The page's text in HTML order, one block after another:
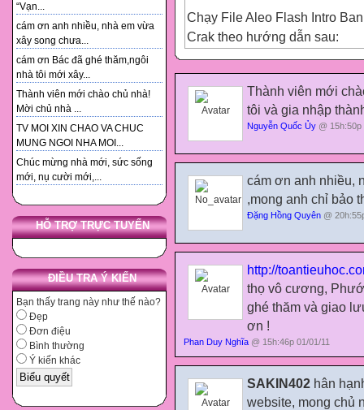
“Vạn...
cám ơn anh nhiều, nhà em vừa
xây song chưa...
cám ơn Bác đã ghé thăm,ngôi
nhà tôi mới xây...
Thành viên mới chào chủ nhà!
Mời chủ nhà ...
TV MOI XIN CHAO VA CHUC
MUNG NGOI NHA MOI...
Chúc mừng nhà mới, sức sống
mới, nụ cười mới,...
HỖ TRỢ TRỰC TUYẾN
ĐIỀU TRA Ý KIẾN
Bạn thấy trang này như thế nào?
Đẹp
Đơn điệu
Bình thường
Ý kiến khác
Chạy File Aleo Flash Intro
Crak theo hướng dẫn sau:
vào thư mục (Crack) Copy file
Mở file này
Copy file này
Paste vô thư mục vừa cài đặt
FilesAleo SoftwareFlash
Paste vào thư mục này
Nhấn vào đây
Nhấn 2 lần file "Crack.exe"
khóa. Chúc bạn thành công!
Thành viên mới
tôi và gia nhập
Nguyễn Quốc Ủy @ 15h:50p
cám ơn anh nhiều,
,mong anh chỉ bảo
Đặng Hồng Quyên @
http://
thọ vô cương,
ghé thăm và giao
ơn !
Phan Duy Nghĩa @ 15h:46p 01/01/11
SAKIN402 hân
website, mong chủ